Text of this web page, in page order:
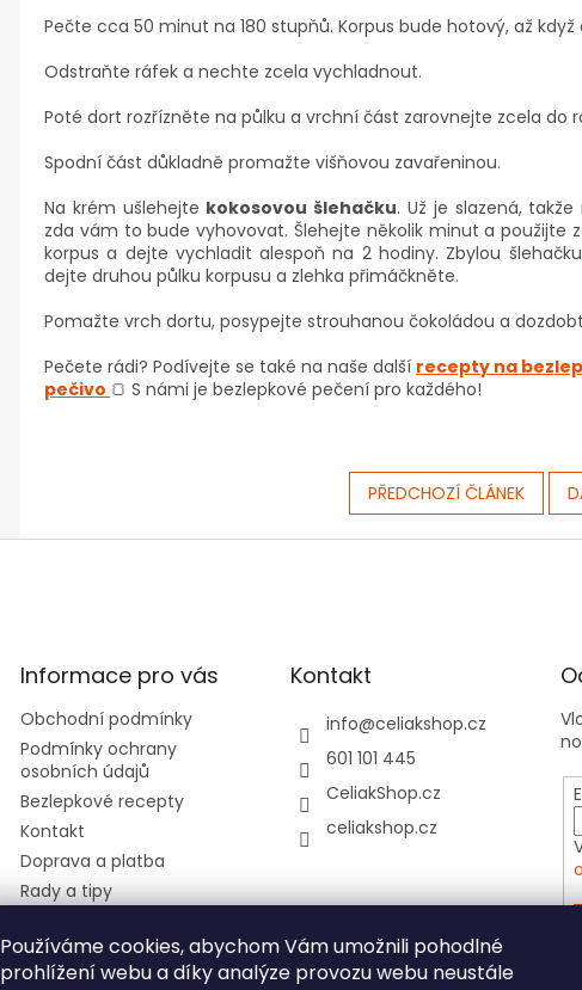
Používáme cookies, abychom Vám umožnili pohodlné
prohlížení webu a díky analýze provozu webu neustále
Pečte cca 50 minut na 180 stupňů. Korpus bude hotový, až
Odstraňte ráfek a nechte zcela vychladnout.
Poté dort rozřízněte na půlku a vrchní část zarovnejte zcela do
Spodní část důkladně promažte višňovou zavařeninou.
Na krém ušlehejte kokosovou šlehačku. Už je slazená,
zda vám to bude vyhovovat. Šlehejte několik minut a použijte
korpus a dejte vychladit alespoň na 2 hodiny. Zbylou
dejte druhou půlku korpusu a zlehka přimáčkněte.
Pomažte vrch dortu, posypejte strouhanou čokoládou a
Pečete rádi? Podívejte se také na naše další recepty na
pečivo 🍞 S námi je bezlepkové pečení pro každého!
PŘEDCHOZÍ ČLÁNEK
Informace pro vás
Obchodní podmínky
Podmínky ochrany
osobních údajů
Bezlepkové recepty
Kontakt
Doprava a platba
Rady a tipy
Dietní cestovní kartičky do
restaurece
Kontakt
info@celiakshop.cz
601 101 445
CeliakShop.cz
celiakshop.cz